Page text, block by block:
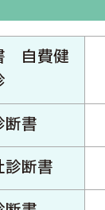
自費健
断書
断書